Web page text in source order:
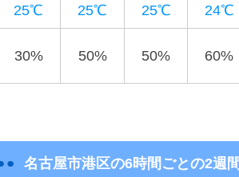
25℃
25℃
25℃
24℃
30% 50% 50% 60%
名古屋市港区の6時間ごとの2週